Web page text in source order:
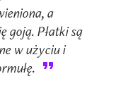
a
goją. Płatki są
w użyciu i